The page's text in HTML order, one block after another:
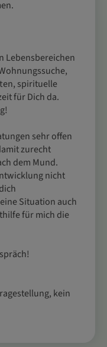
Lebensbereichen
spirituelle
für Dich da.
sehr offen
zurecht
dem Mund.
nicht
Situation auch
für mich die
kein